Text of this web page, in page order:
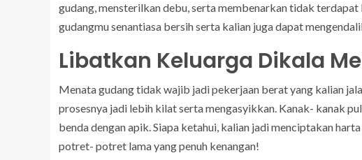
gudang, mensterilkan debu, serta membenarkan tidak
gudangmu senantiasa bersih serta kalian juga dapat
Libatkan Keluarga Dikala
Menata gudang tidak wajib jadi pekerjaan berat yang kalian
prosesnya jadi lebih kilat serta mengasyikkan. Kanak- kanak
benda dengan apik. Siapa ketahui, kalian jadi menciptakan
potret- potret lama yang penuh kenangan!